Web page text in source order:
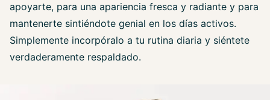
apoyarte, para una apariencia fresca y radiante y para
mantenerte sintiéndote genial en los días activos.
Simplemente incorpóralo a tu rutina diaria y siéntete
verdaderamente respaldado.